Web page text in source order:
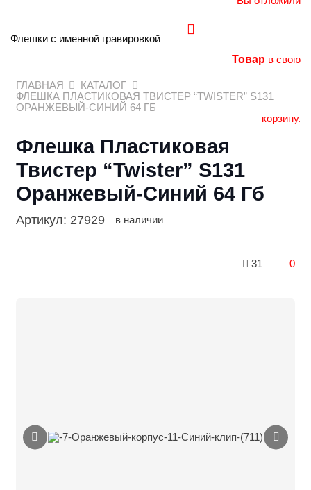
Флешки с именной гравировкой
Товарв свою
корзину.
ГЛАВНАЯ
КАТАЛОГ
ФЛЕШКА ПЛАСТИКОВАЯ ТВИСТЕР “TWISTER” S131
ОРАНЖЕВЫЙ-СИНИЙ 64 ГБ
Флешка Пластиковая
Твистер “Twister” S131
Оранжевый-Синий 64 Гб
Артикул: 27929 в наличии
31 0